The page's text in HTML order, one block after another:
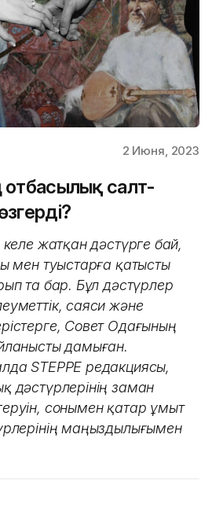
2 Июня, 2023
отбасылық салт-
жатқан дәстүрге бай,
мен туыстарға қатысты
та бар. Бұл дәстүрлер
саяси және
Совет Одағының
дамыған.
STEPPE редакциясы,
дәстүрлерінің заман
сонымен қатар ұмыт
маңыздылығымен